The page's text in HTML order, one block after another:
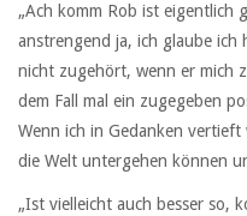
„Ach komm Rob ist eigentlich
anstrengend ja, ich glaube ich
nicht zugehört, wenn er mich
dem Fall mal ein zugegeben
Wenn ich in Gedanken
die Welt untergehen können
„Ist vielleicht auch besser so,